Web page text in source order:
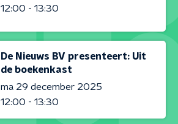
12:00 - 13:30
De Nieuws BV presenteert: Uit
de boekenkast
ma 29 december 2025
12:00 - 13:30